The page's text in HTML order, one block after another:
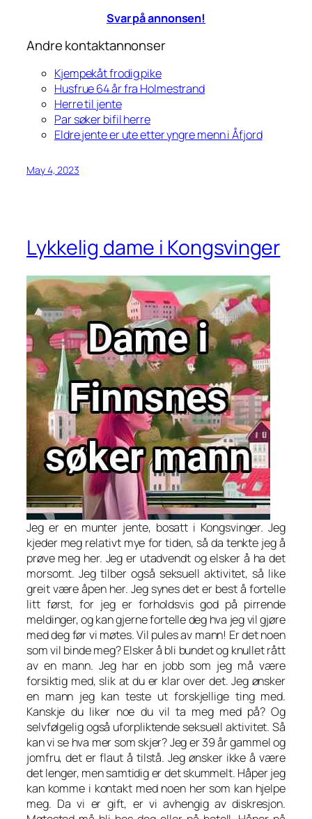
Svar på annonsen!
Andre kontaktannonser
Kjempekåt frodig pike
Husfrue 64 år fra Holmestrand
Herre til jente
Par søker bifil herre
Eldre jente er ute etter yngre menn i Åfjord
May 4, 2023
Lykkelig dame i Kongsvinger
Jeg er en munter jente, bosatt i Kongsvinger. Jeg
kjeder meg relativt mye for tiden, så da tenkte jeg å
prøve meg her. Jeg er utadvendt og elsker å ha det
morsomt. Jeg tilber også seksuell aktivitet, så like
greit være åpen her. Jeg synes det er best å fortelle
litt først, for jeg er forholdsvis god på pirrende
meldinger, og kan gjerne fortelle deg hva jeg vil gjøre
med deg før vi møtes. Vil pules av mann! Er det noen
som vil binde meg? Elsker å bli bundet og knullet rått
av en mann. Jeg har en jobb som jeg må være
forsiktig med, slik at du er klar over det. Jeg ønsker
en mann jeg kan teste ut forskjellige ting med.
Kanskje du liker noe du vil ta meg med på? Og
selvfølgelig også uforpliktende seksuell aktivitet. Så
kan vi se hva mer som skjer? Jeg er 39 år gammel og
jomfru, det er flaut å tilstå. Jeg ønsker ikke å være
det lenger, men samtidig er det skummelt. Håper jeg
kan komme i kontakt med noen her som kan hjelpe
meg. Da vi er gift, er vi avhengig av diskresjon.